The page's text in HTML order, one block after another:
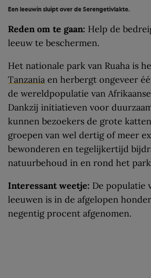
Een leeuwin sluipt over de Serengetivlakte.
Reden om te gaan: Help de
leeuw te beschermen.
Het nationale park van Ruaha is
Tanzania en herbergt ongeveer
de wereldpopulatie van
Dankzij initiatieven voor
kunnen bezoekers de grote
groepen van wel dertig of meer
bewonderen en tegelijkertijd
natuurbehoud in en rond het
Interessant weetje: De populatie
leeuwen is in de afgelopen
negentig procent afgenomen.